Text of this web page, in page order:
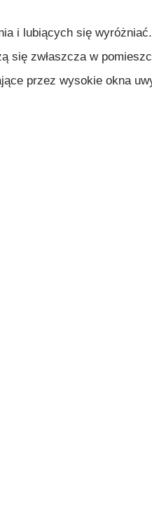
i lubiących się
się zwłaszcza w
przez wysokie okna